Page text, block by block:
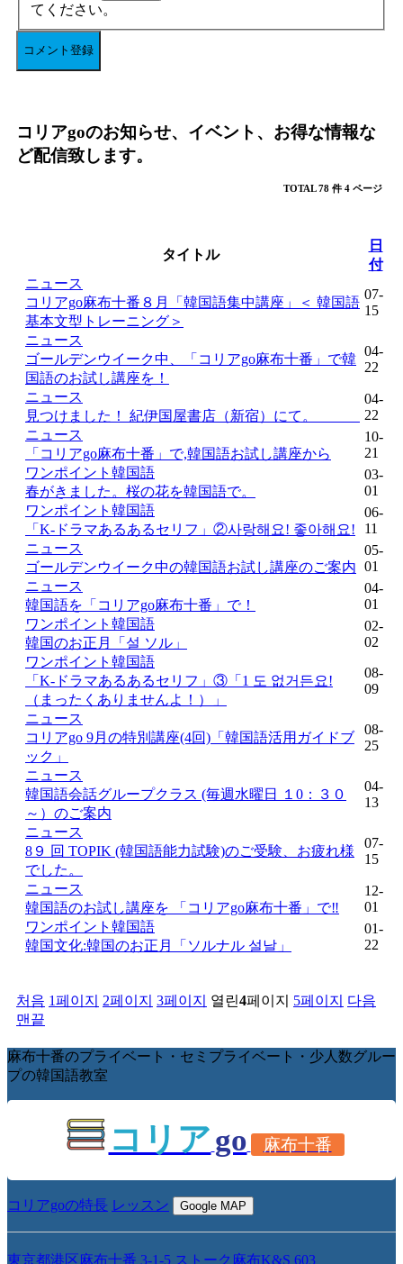
てください。
コリアgoのお知らせ、イベント、お得な情報な
ど配信致します。
TOTAL 78 件 4 ページ
タイトル
日
付
ニュース
コリアgo麻布十番８月「韓国語集中講座」＜ 韓国語
基本文型トレーニング＞
07-
15
ニュース
ゴールデンウイーク中、「コリアgo麻布十番」で韓
国語のお試し講座を！
04-
22
ニュース
見つけました！ 紀伊国屋書店（新宿）にて。
04-
22
ニュース
「コリアgo麻布十番」で,韓国語お試し講座から
10-
21
ワンポイント韓国語
春がきました。桜の花を韓国語で。
03-
01
ワンポイント韓国語
「K-ドラマあるあるセリフ」②사랑해요! 좋아해요!
06-
11
ニュース
ゴールデンウイーク中の韓国語お試し講座のご案内
05-
01
ニュース
韓国語を「コリアgo麻布十番」で！
04-
01
ワンポイント韓国語
韓国のお正月「설 ソル」
02-
02
ワンポイント韓国語
「K-ドラマあるあるセリフ」③「1 도 없거든요!
（まったくありませんよ！）」
08-
09
ニュース
コリアgo 9月の特別講座(4回)「韓国語活用ガイドブ
ック」
08-
25
ニュース
韓国語会話グループクラス (毎週水曜日 １0：３０
～）のご案内
04-
13
ニュース
8９ 回 TOPIK (韓国語能力試験)のご受験、お疲れ様
でした。
07-
15
ニュース
韓国語のお試し講座を 「コリアgo麻布十番」で‼
12-
01
ワンポイント韓国語
韓国文化:韓国のお正月「ソルナル 설날」
01-
22
처음 1페이지 2페이지 3페이지 열린4페이지 5페이지
다음
맨끝
麻布十番のプライベート・セミプライベート・少人数グルー
プの韓国語教室
コリアgo 麻布十番
コリアgoの特長 レッスン Google MAP
東京都港区麻布十番 3-1-5 ストーク麻布K&S 603